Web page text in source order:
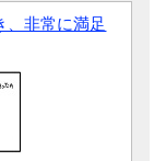
、非常に満足